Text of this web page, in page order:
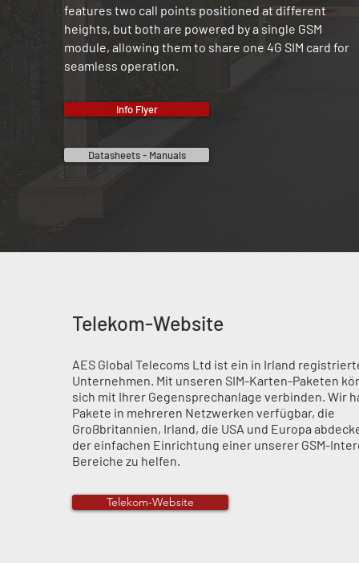
features two call points positioned at different
heights, but both are powered by a single GSM
module, allowing them to share one 4G SIM card for
seamless operation.
Info Flyer
Datasheets - Manuals
Telekom-Website
AES Global Telecoms Ltd ist ein in Irland
Unternehmen. Mit unseren SIM-Karten-Paketen
sich mit Ihrer Gegensprechanlage verbinden. Wir
Pakete in mehreren Netzwerken verfügbar, die
Großbritannien, Irland, die USA und Europa
der einfachen Einrichtung einer unserer GSM-
Bereiche zu helfen.
Telekom-Website